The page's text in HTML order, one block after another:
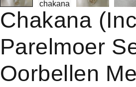
Chakana
Parelmoer
Oorbellen